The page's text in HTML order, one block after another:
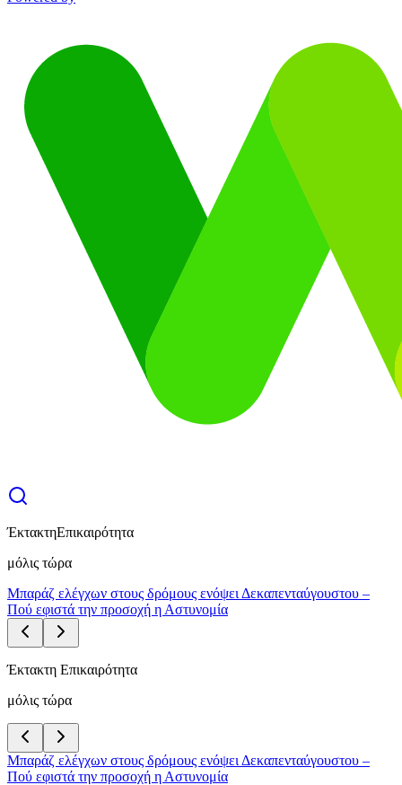
ΈκτακτηΕπικαιρότητα
μόλις τώρα
Μπαράζ ελέγχων στους δρόμους ενόψει Δεκαπενταύγουστου –
Πού εφιστά την προσοχή η Αστυνομία
Έκτακτη Επικαιρότητα
μόλις τώρα
Μπαράζ ελέγχων στους δρόμους ενόψει Δεκαπενταύγουστου –
Πού εφιστά την προσοχή η Αστυνομία